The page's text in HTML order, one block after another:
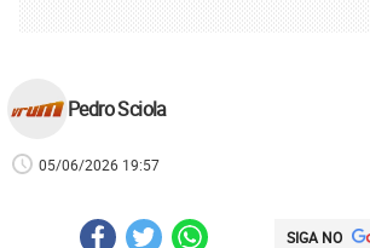
Pedro Sciola
05/06/2026 19:57
SIGA NO